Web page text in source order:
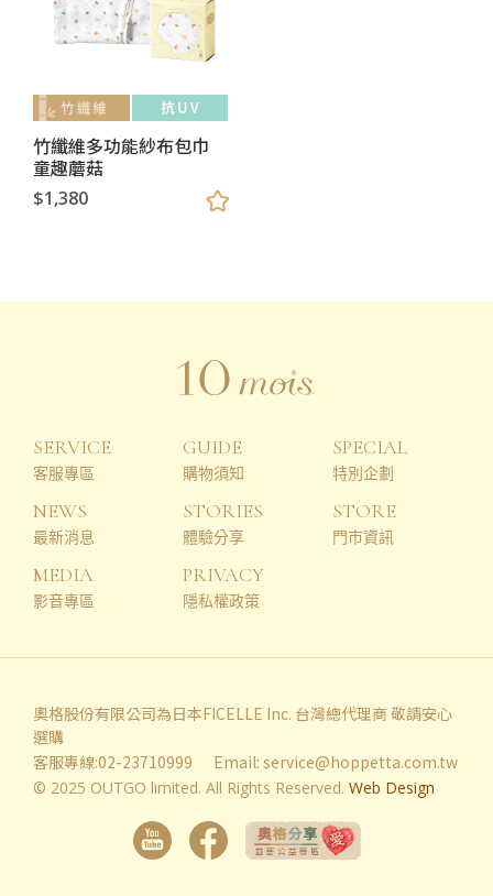
竹纖維多功能紗布包巾
童趣蘑菇
$1,380
SERVICE
客服專區
GUIDE
購物須知
SPECIAL
特別企劃
NEWS
最新消息
STORIES
體驗分享
STORE
門市資訊
MEDIA
影音專區
PRIVACY
隱私權政策
奧格股份有限公司為日本FICELLE Inc. 台灣總代理商 敬請安心
選購
客服專線:02-23710999
Email: service@hoppetta.com.tw
© 2025 OUTGO limited. All Rights Reserved. Web Design